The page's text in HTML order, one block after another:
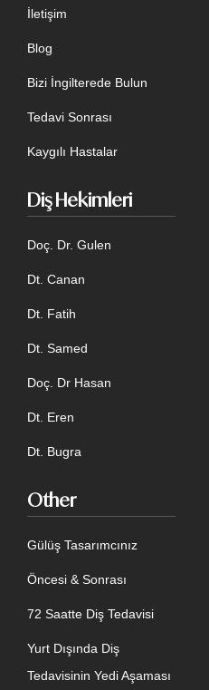
İletişim
Blog
Bizi İngilterede Bulun
Tedavi Sonrası
Kaygılı Hastalar
Diş Hekimleri
Doç. Dr. Gulen
Dt. Canan
Dt. Fatih
Dt. Samed
Doç. Dr Hasan
Dt. Eren
Dt. Bugra
Other
Gülüş Tasarımcınız
Öncesi & Sonrası
72 Saatte Diş Tedavisi
Yurt Dışında Diş
Tedavisinin Yedi Aşaması